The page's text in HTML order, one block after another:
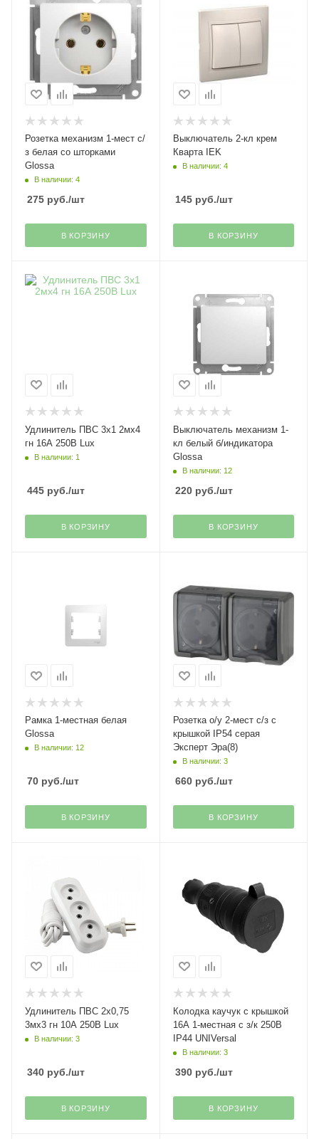
Розетка механизм 1-мест с/
з белая со шторками
Glossa
В наличии: 4
275 руб./шт
В КОРЗИНУ
Выключатель 2-кл крем
Кварта IEK
В наличии: 4
145руб./шт
В КОРЗИНУ
Удлинитель ПВС 3х1 2мх4
гн 16А 250В Lux
В наличии: 1
445 руб./шт
В КОРЗИНУ
Выключатель механизм 1-
кл белый б/индикатора
Glossa
В наличии: 12
220руб./шт
В КОРЗИНУ
Рамка 1-местная белая
Glossa
В наличии: 12
70 руб./шт
В КОРЗИНУ
Розетка о/у 2-мест с/з с
крышкой IP54 серая
Эксперт Эра(8)
В наличии: 3
660руб./шт
В КОРЗИНУ
Удлинитель ПВС 2х0,75
3мх3 гн 10А 250В Lux
В наличии: 3
340 руб./шт
В КОРЗИНУ
Колодка каучук с крышкой
16А 1-местная с з/к 250В
IP44 UNIVersal
В наличии: 3
390руб./шт
В КОРЗИНУ